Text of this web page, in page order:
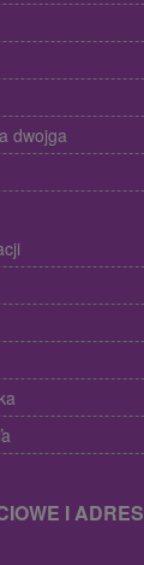
dwojga
I ADRES